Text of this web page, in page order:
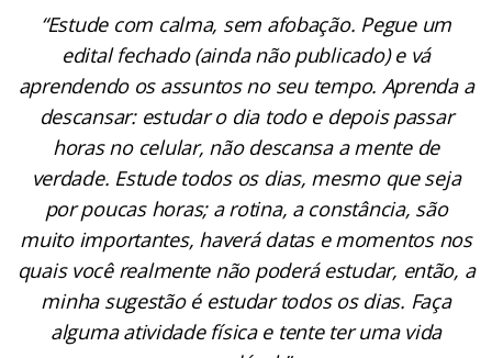
“Estude com calma, sem afobação. Pegue um
edital fechado (ainda não publicado) e vá
aprendendo os assuntos no seu tempo. Aprenda a
descansar: estudar o dia todo e depois passar
horas no celular, não descansa a mente de
verdade. Estude todos os dias, mesmo que seja
por poucas horas; a rotina, a constância, são
muito importantes, haverá datas e momentos nos
quais você realmente não poderá estudar, então, a
minha sugestão é estudar todos os dias. Faça
alguma atividade física e tente ter uma vida